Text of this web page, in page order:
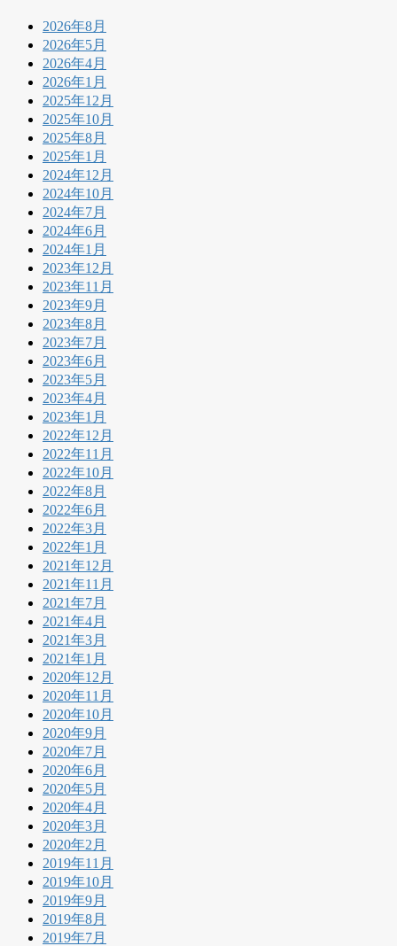
2026年8月
2026年5月
2026年4月
2026年1月
2025年12月
2025年10月
2025年8月
2025年1月
2024年12月
2024年10月
2024年7月
2024年6月
2024年1月
2023年12月
2023年11月
2023年9月
2023年8月
2023年7月
2023年6月
2023年5月
2023年4月
2023年1月
2022年12月
2022年11月
2022年10月
2022年8月
2022年6月
2022年3月
2022年1月
2021年12月
2021年11月
2021年7月
2021年4月
2021年3月
2021年1月
2020年12月
2020年11月
2020年10月
2020年9月
2020年7月
2020年6月
2020年5月
2020年4月
2020年3月
2020年2月
2019年11月
2019年10月
2019年9月
2019年8月
2019年7月